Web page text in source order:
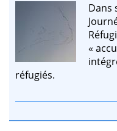
Dans
«
réfugiés.